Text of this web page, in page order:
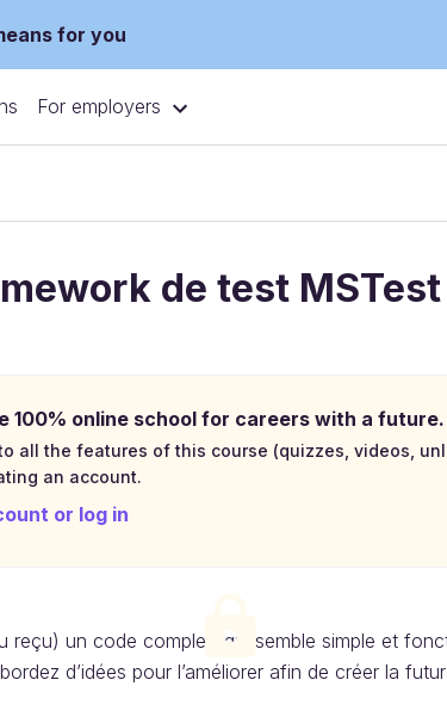
for you
For employers
de test MSTest
100% online school for careers with a future.
all the features of this course (quizzes, videos,
an account.
or log in
reçu) un code complet, qui semble simple et
d’idées pour l’améliorer afin de créer la